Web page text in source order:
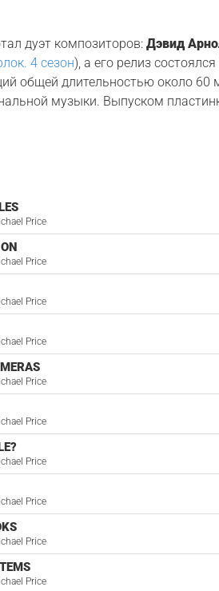
дуэт композиторов:Дэвид
4 сезон), а его релиз
общей длительностью около 60
музыки. Выпуском
Price
Price
Price
Price
Price
Price
Price
Price
Price
Price